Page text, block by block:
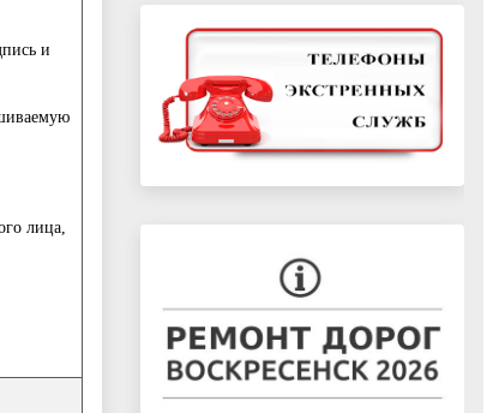
и
лица,